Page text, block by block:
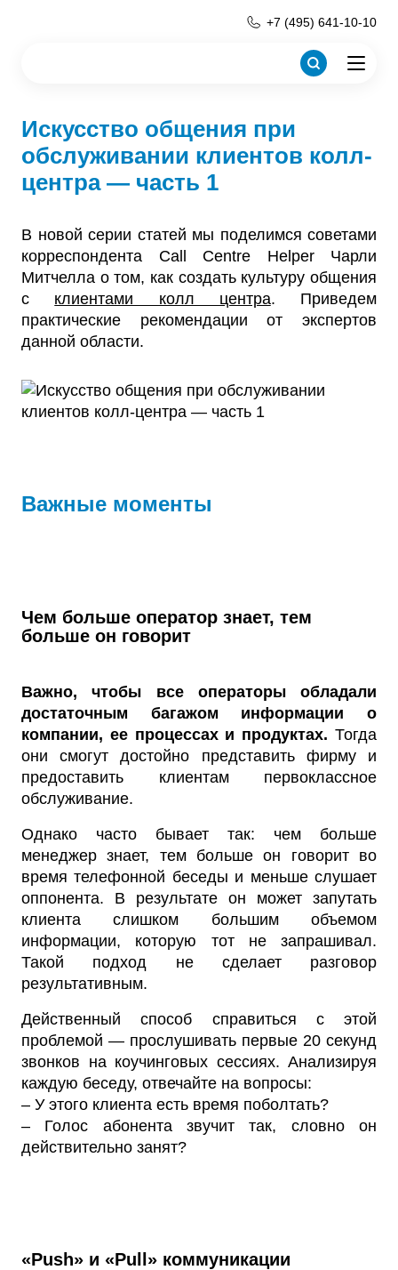
+7 (495) 641-10-10
Искусство общения при
обслуживании клиентов колл-
центра — часть 1
В новой серии статей мы поделимся советами
корреспондента Call Centre Helper Чарли
Митчелла о том, как создать культуру общения
с клиентами колл центра. Приведем
практические рекомендации от экспертов
данной области.
Важные моменты
Чем больше оператор знает, тем
больше он говорит
Важно, чтобы все операторы обладали
достаточным багажом информации о
компании, ее процессах и продуктах. Тогда
они смогут достойно представить фирму и
предоставить клиентам первоклассное
обслуживание.
Однако часто бывает так: чем больше
менеджер знает, тем больше он говорит во
время телефонной беседы и меньше слушает
оппонента. В результате он может запутать
клиента слишком большим объемом
информации, которую тот не запрашивал.
Такой подход не сделает разговор
результативным.
Действенный способ справиться с этой
проблемой — прослушивать первые 20 секунд
звонков на коучинговых сессиях. Анализируя
каждую беседу, отвечайте на вопросы:
– У этого клиента есть время поболтать?
– Голос абонента звучит так, словно он
действительно занят?
«Push» и «Pull» коммуникации